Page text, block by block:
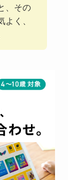
、その
く、